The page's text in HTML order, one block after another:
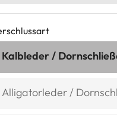
Kalbleder /
Alligatorleder /